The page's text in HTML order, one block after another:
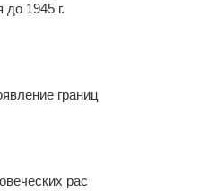
1945 г.
границ
рас